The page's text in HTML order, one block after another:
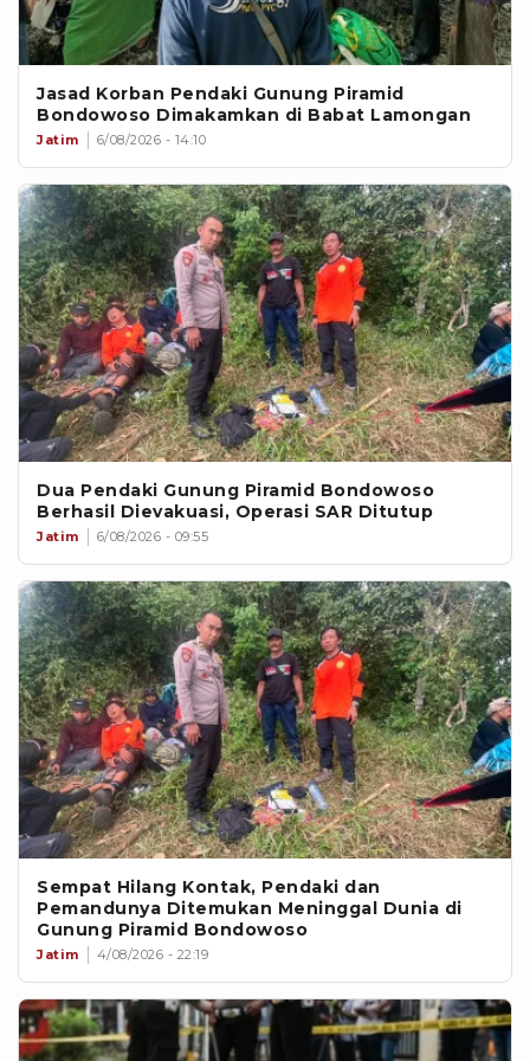
Jasad Korban Pendaki Gunung Piramid
Bondowoso Dimakamkan di Babat Lamongan
Jatim 6/08/2026 - 14:10
Dua Pendaki Gunung Piramid Bondowoso
Berhasil Dievakuasi, Operasi SAR Ditutup
Jatim 6/08/2026 - 09:55
Sempat Hilang Kontak, Pendaki dan
Pemandunya Ditemukan Meninggal Dunia di
Gunung Piramid Bondowoso
Jatim 4/08/2026 - 22:19